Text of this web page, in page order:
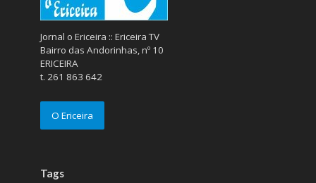
Jornal o Ericeira :: Ericeira TV
Bairro das Andorinhas, nº 10
ERICEIRA
t. 261 863 642
O Ericeira
Tags